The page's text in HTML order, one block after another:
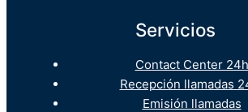
Servicios
Contact Center 24h
Recepción llamadas
Emisión llamadas